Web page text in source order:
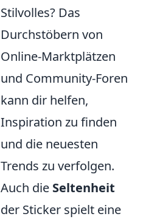
Stilvolles? Das
Durchstöbern von
Online-Marktplätzen
und Community-Foren
kann dir helfen,
Inspiration zu finden
und die neuesten
Trends zu verfolgen.
Auch die Seltenheit
der Sticker spielt eine